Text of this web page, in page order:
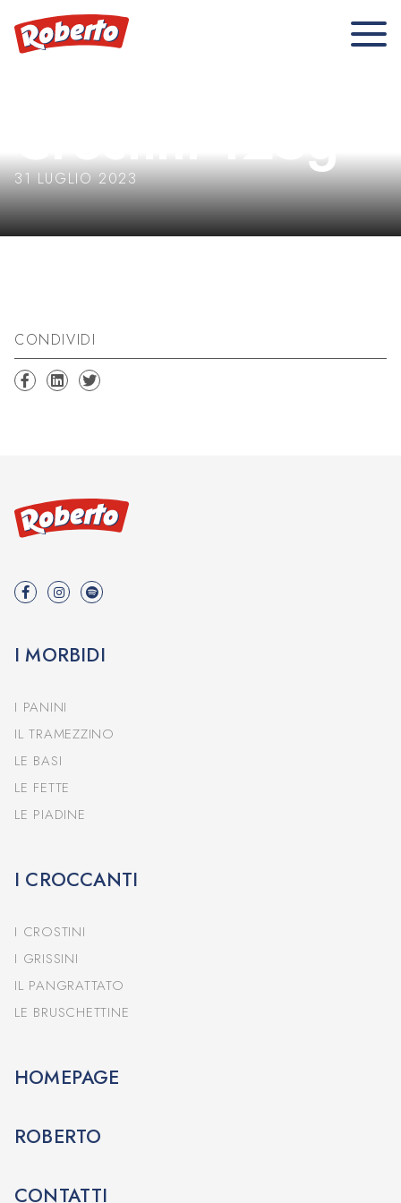
Crostini 125g
31 LUGLIO 2023
CONDIVIDI
I MORBIDI
I PANINI
IL TRAMEZZINO
LE BASI
LE FETTE
LE PIADINE
I CROCCANTI
I CROSTINI
I GRISSINI
IL PANGRATTATO
LE BRUSCHETTINE
HOMEPAGE
ROBERTO
CONTATTI